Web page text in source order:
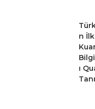
n İlk
ı